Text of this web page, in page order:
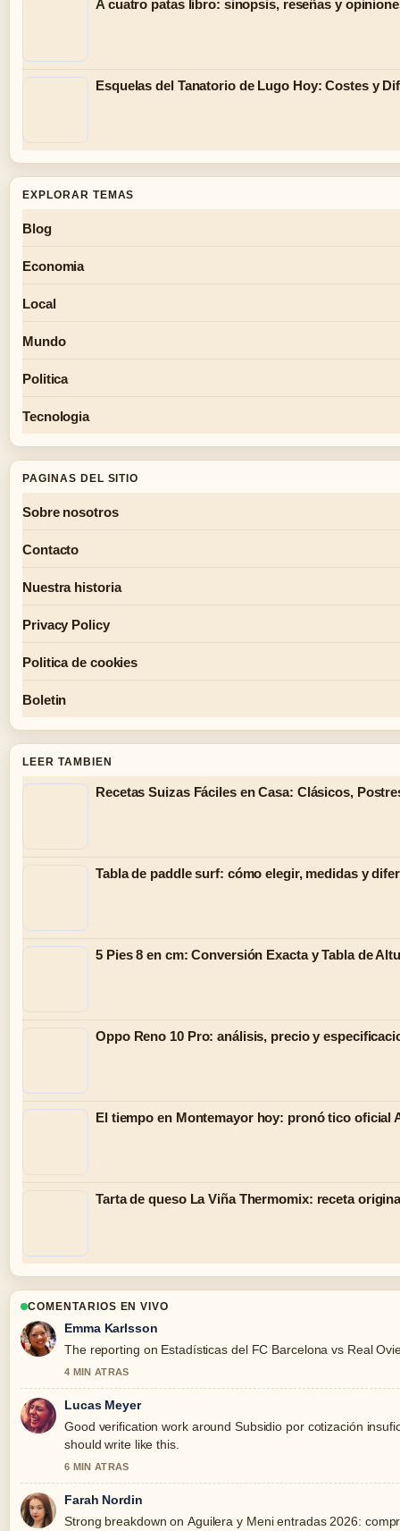
A cuatro patas libro: sinopsis, reseñas y
Esquelas del Tanatorio de Lugo Hoy: Costes y
EXPLORAR TEMAS
Blog
Economia
Local
Mundo
Politica
Tecnologia
PAGINAS DEL SITIO
Sobre nosotros
Contacto
Nuestra historia
Privacy Policy
Politica de cookies
Boletin
LEER TAMBIEN
Recetas Suizas Fáciles en Casa: Clásicos,
Tabla de paddle surf: cómo elegir, medidas y
5 Pies 8 en cm: Conversión Exacta y Tabla de
Oppo Reno 10 Pro: análisis, precio y
El tiempo en Montemayor hoy: pronó tico oficial
Tarta de queso La Viña Thermomix: receta
COMENTARIOS EN VIVO
Emma Karlsson
The reporting on Estadísticas del FC Barcelona vs Real
4 MIN ATRAS
Lucas Meyer
Good verification work around Subsidio por cotización
should write like this.
6 MIN ATRAS
Farah Nordin
Strong breakdown on Aguilera y Meni entradas 2026: